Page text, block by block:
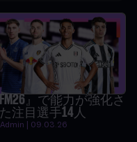
FM26』で能力が強化さ
注目選手14人
Admin | 09.03.26